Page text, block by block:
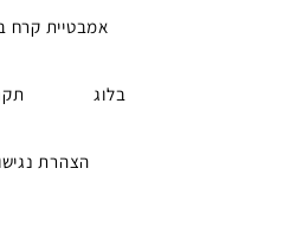
אמבטיית קרח
בלוג
הצהרת